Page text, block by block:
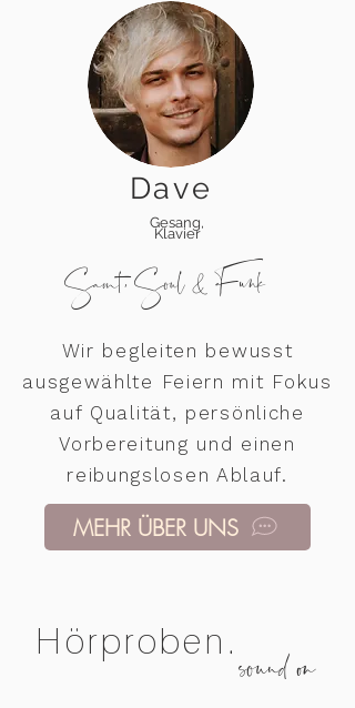
Dave
Gesang,
Klavier
Samt, Soul & Funk
Wir begleiten bewusst
ausgewählte Feiern mit Fokus
auf Qualität, persönliche
Vorbereitung und einen
reibungslosen Ablauf.
MEHR ÜBER UNS
sound on
Hörproben.